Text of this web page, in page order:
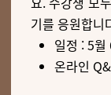
기를 응원합니
일정 : 5
온라인